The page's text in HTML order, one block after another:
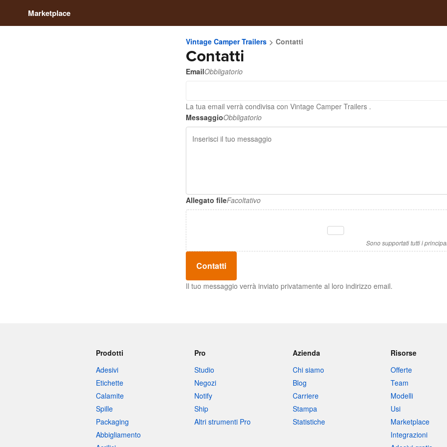
Marketplace
Vintage Camper Trailers Contatti
Contatti
EmailObbligatorio
La tua email verrà condivisa con Vintage Camper Trailers .
MessaggioObbligatorio
Allegato fileFacoltativo
Sono supportati tutti i
Contatti
Il tuo messaggio verrà inviato privatamente al loro indirizzo email.
Prodotti
Adesivi
Etichette
Calamite
Spille
Packaging
Abbigliamento
Pro
Studio
Negozi
Notify
Ship
Altri strumenti Pro
Azienda
Chi siamo
Blog
Carriere
Stampa
Statistiche
Risorse
Offerte
Team
Modelli
Usi
Marketplace
Integrazioni